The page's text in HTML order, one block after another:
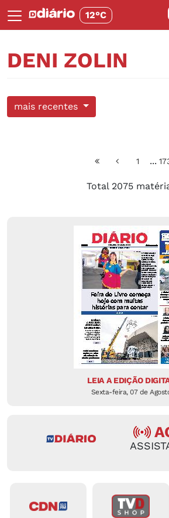
12°C
DENI ZOLIN
mais recentes
1 ...
Total 2075
LEIA A EDIÇÃO
Sexta-feira, 07 de